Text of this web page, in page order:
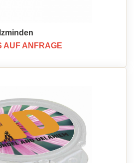
AUF ANFRAGE